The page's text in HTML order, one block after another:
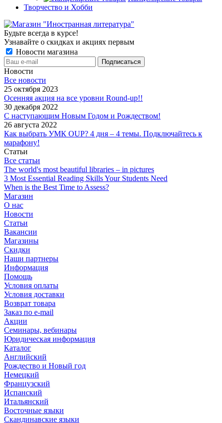
Творчество и Хобби
Будьте всегда в курсе!
Узнавайте о скидках и акциях первым
Новости магазина
Новости
Все новости
25 октября 2023
Осенняя акция на все уровни Round-up!!
30 декабря 2022
С наступающим Новым Годом и Рождеством!
26 августа 2022
Как выбрать УМК OUP? 4 дня – 4 темы. Подключайтесь к
марафону!
Статьи
Все статьи
The world's most beautiful libraries – in pictures
3 Most Essential Reading Skills Your Students Need
When is the Best Time to Assess?
Магазин
О нас
Новости
Статьи
Вакансии
Магазины
Скидки
Наши партнеры
Информация
Помощь
Условия оплаты
Условия доставки
Возврат товара
Заказ по e-mail
Акции
Семинары, вебинары
Юридическая информация
Каталог
Английский
Рождество и Новый год
Немецкий
Французский
Испанский
Итальянский
Восточные языки
Скандинавские языки